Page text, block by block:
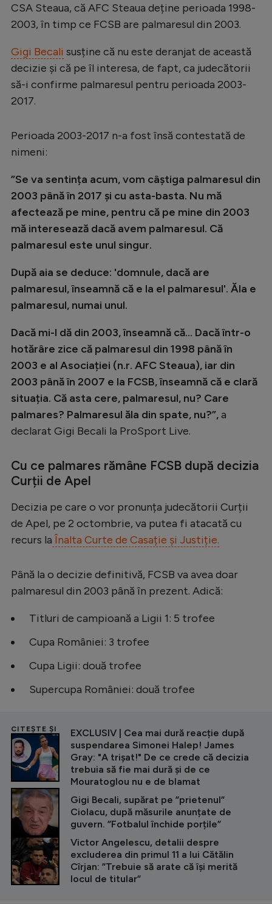
JO 2026
Intră în cont
CSA Steaua, că AFC Steaua deține perioada 1998-
2003, în timp ce FCSB are palmaresul din 2003.
Gigi Becali susține că nu este deranjat de această
decizie și că pe îl interesa, de fapt, ca judecătorii
să-i confirme palmaresul pentru perioada 2003-
2017.
Perioada 2003-2017 n-a fost însă contestată de
nimeni:
”Se va sentința acum, vom câștiga palmaresul din
2003 până în 2017 și cu asta-basta. Nu mă
afectează pe mine, pentru că pe mine din 2003
mă interesează dacă avem palmaresul. Că
palmaresul este unul singur.
După aia se deduce: 'domnule, dacă are
palmaresul, înseamnă că e la el palmaresul'. Ăla e
palmaresul, numai unul.
Dacă mi-l dă din 2003, înseamnă că... Dacă într-o
hotărâre zice că palmaresul din 1998 până în
2003 e al Asociației (n.r. AFC Steaua), iar din
2003 până în 2007 e la FCSB, înseamnă că e clară
situația. Că asta cere, palmaresul, nu? Care
palmares? Palmaresul ăla din spate, nu?”,a
declarat Gigi Becali la ProSport Live.
Cu ce palmares rămâne FCSB după decizia
Curții de Apel
Decizia pe care o vor pronunța judecătorii Curții
de Apel, pe 2 octombrie, va putea fi atacată cu
recurs la Înalta Curte de Casație și Justiție.
Până la o decizie definitivă, FCSB va avea doar
palmaresul din 2003 până în prezent. Adică:
Titluri de campioană a Ligii 1: 5 trofee
Cupa României: 3 trofee
Cupa Ligii: două trofee
Supercupa României: două trofee
CITEȘTE ȘI
EXCLUSIV | Cea mai dură reacție după
suspendarea Simonei Halep! James
Gray: "A trișat!" De ce crede că decizia
trebuia să fie mai dură și de ce
Mouratoglou nu e de blamat
Gigi Becali, supărat pe ”prietenul”
Ciolacu, după măsurile anunțate de
guvern. ”Fotbalul închide porțile”
Victor Angelescu, detalii despre
excluderea din primul 11 a lui Cătălin
Cîrjan: ”Trebuie să arate că își merită
locul de titular”